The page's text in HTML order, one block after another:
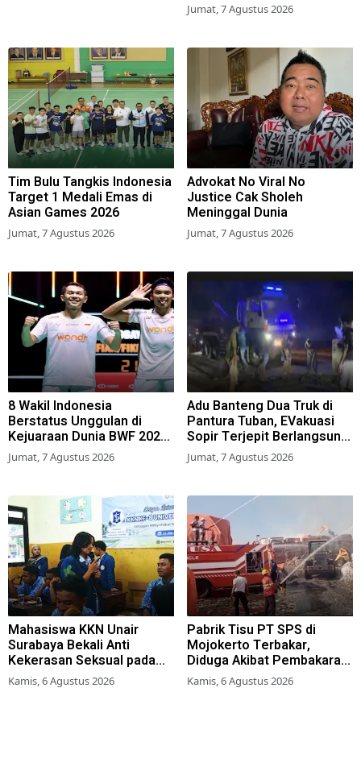
Jumat, 7 Agustus 2026
Tim Bulu Tangkis Indonesia
Target 1 Medali Emas di
Asian Games 2026
Jumat, 7 Agustus 2026
Advokat No Viral No
Justice Cak Sholeh
Meninggal Dunia
Jumat, 7 Agustus 2026
8 Wakil Indonesia
Berstatus Unggulan di
Kejuaraan Dunia BWF 2026,
Kans Juara Terbuka Lebar
Jumat, 7 Agustus 2026
Adu Banteng Dua Truk di
Pantura Tuban, EVakuasi
Sopir Terjepit Berlangsung
Dramatis
Jumat, 7 Agustus 2026
Mahasiswa KKN Unair
Surabaya Bekali Anti
Kekerasan Seksual pada
Siswa SMK
Kamis, 6 Agustus 2026
Pabrik Tisu PT SPS di
Mojokerto Terbakar,
Diduga Akibat Pembakaran
Lahan Tebu
Kamis, 6 Agustus 2026